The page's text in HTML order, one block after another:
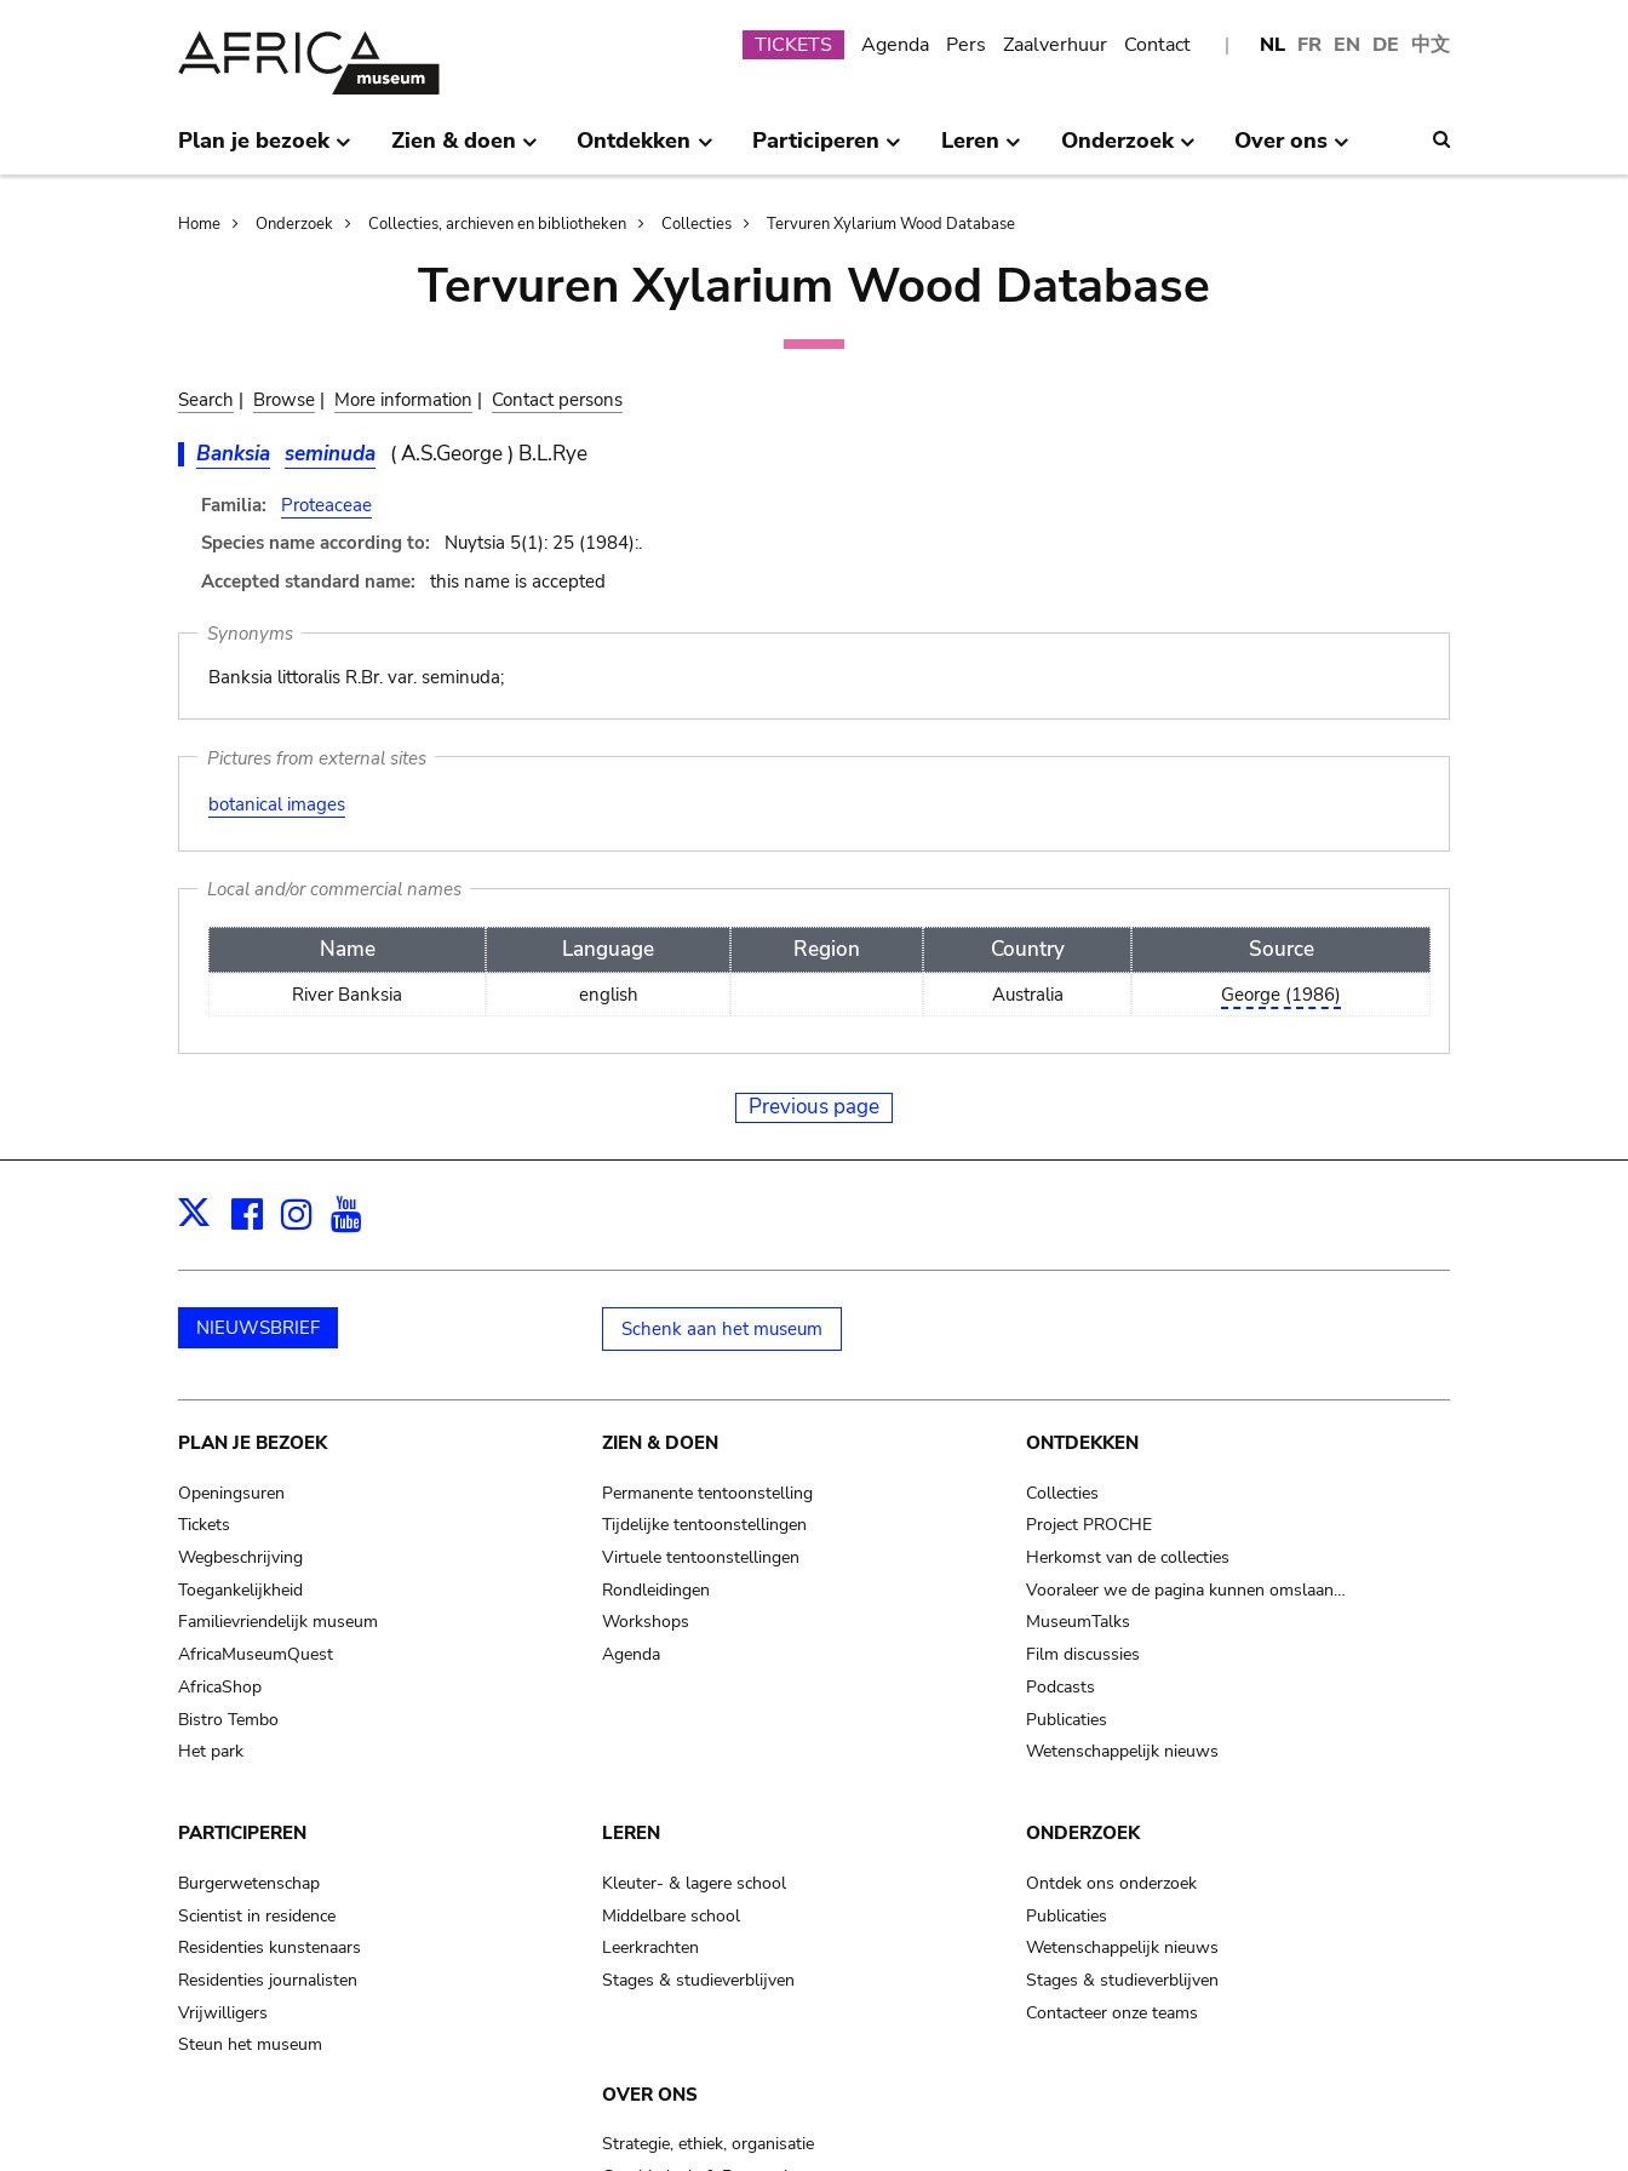
NL FR EN DE 中文
Submenu
TICKETS Agenda Pers Zaalverhuur Contact
Plan je bezoek Zien & doen Ontdekken Participeren Leren Onderzoek Over ons
Breadcrumb
Home Onderzoek Collecties, archieven en bibliotheken Collecties Tervuren Xylarium Wood Database
Tervuren Xylarium Wood Database
Search | Browse | More information | Contact persons
Banksia seminuda ( A.S.George ) B.L.Rye
Familia:
Proteaceae
Species name according to:
Nuytsia 5(1): 25 (1984):.
Accepted standard name:
this name is accepted
Synonyms
Banksia littoralis R.Br. var. seminuda;
Pictures from external sites
botanical images
Local and/or commercial names
Name Language Region Country Source
River Banksia english Australia George (1986)
Previous page
X Facebook
Instagram
NIEUWSBRIEF Schenk aan het museum
Main
navigation
PLAN JE BEZOEK
Openingsuren
Tickets
Wegbeschrijving
Toegankelijkheid
Familievriendelijk museum
AfricaMuseumQuest
AfricaShop
Bistro Tembo
Het park
ZIEN & DOEN
Permanente tentoonstelling
Tijdelijke tentoonstellingen
Virtuele tentoonstellingen
Rondleidingen
Workshops
Agenda
ONTDEKKEN
Collecties
Project PROCHE
Herkomst van de collecties
Vooraleer we de pagina kunnen omslaan…
MuseumTalks
Film discussies
Podcasts
Publicaties
Wetenschappelijk nieuws
PARTICIPEREN
Burgerwetenschap
Scientist in residence
Residenties kunstenaars
Residenties journalisten
Vrijwilligers
Steun het museum
LEREN
Kleuter- & lagere school
Middelbare school
Leerkrachten
Stages & studieverblijven
ONDERZOEK
Ontdek ons onderzoek
Publicaties
Wetenschappelijk nieuws
Stages & studieverblijven
Contacteer onze teams
OVER ONS
Strategie, ethiek, organisatie